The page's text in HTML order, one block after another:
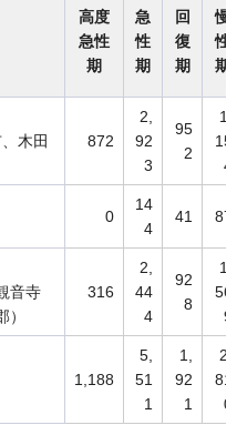
高度
急性
期
急
性
期
回
復
期
慢
性
期
木田
872
2,
92
3
95
2
1,
15
4
0
14
4
41 87
音寺
316
2,
44
4
92
8
1,
56
9
1,188
5,
51
1
1,
92
1
2,
81
0